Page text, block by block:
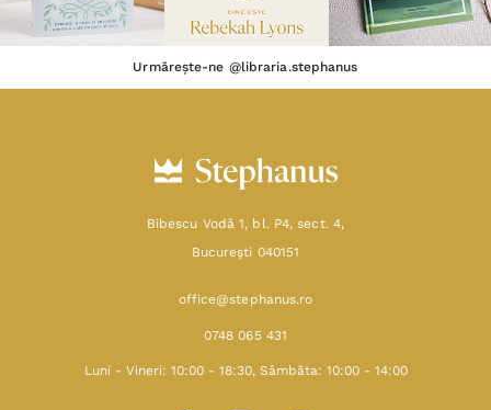
Urmărește-ne @libraria.stephanus
Bibescu Vodă 1, bl. P4, sect. 4,
Bucureşti 040151
office@stephanus.ro
0748 065 431
Luni - Vineri: 10:00 - 18:30, Sâmbăta: 10:00 - 14:00